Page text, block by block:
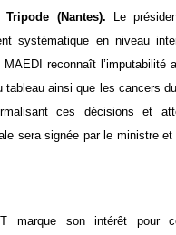
(Nantes).
Le
systématique en niveau
reconnaît l’imputabilité
tableau ainsi que les cancers
ces décisions et
sera signée par le ministre
marque son intérêt pour